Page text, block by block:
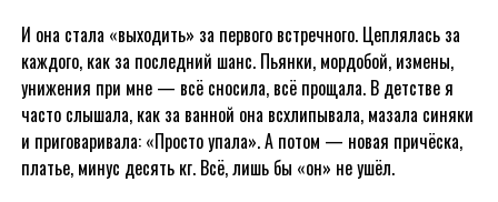
И она стала «выходить» за первого встречного. Цеплялась за
каждого, как за последний шанс. Пьянки, мордобой, измены,
унижения при мне — всё сносила, всё прощала. В детстве я
часто слышала, как за ванной она всхлипывала, мазала синяки
и приговаривала: «Просто упала». А потом — новая причёска,
платье, минус десять кг. Всё, лишь бы «он» не ушёл.